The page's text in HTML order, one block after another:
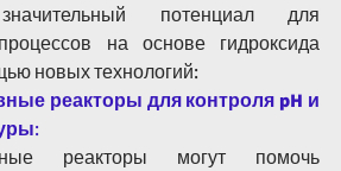
потенциал для
на основе гидроксида
новых технологий:
реакторы для контроля pH и
:
реакторы могут помочь